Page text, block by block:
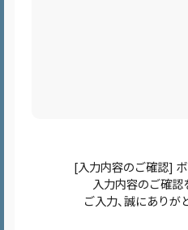
[入力内容のご確認]
入力内容のご確認
ご入力、誠にありが